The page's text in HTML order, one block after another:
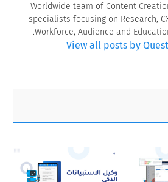
Worldwide team of Content
specialists focusing on Research,
Workforce, Audience and
View all posts by